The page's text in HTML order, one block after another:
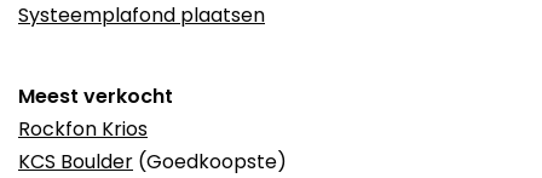
Systeemplafond plaatsen
Meest verkocht
Rockfon Krios
KCS Boulder (Goedkoopste)